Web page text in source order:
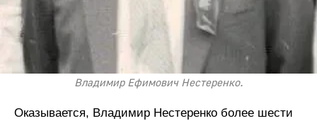
Владимир Ефимович Нестеренко.
Оказывается, Владимир Нестеренко более шести